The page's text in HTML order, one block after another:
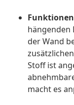
hängenden
der Wand
Stoff ist
macht es